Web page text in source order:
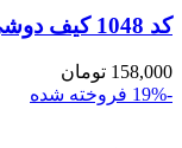
کد 1048 کیف دوشی زنانه MOSCHINO
158,000 تومان
-19%
فروخته شده